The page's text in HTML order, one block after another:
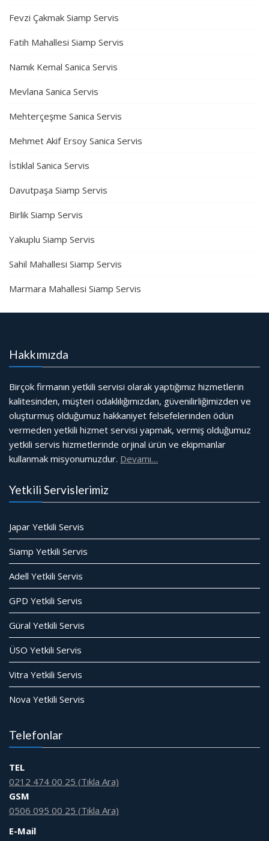
Fevzi Çakmak Siamp Servis
Fatih Mahallesi Siamp Servis
Namık Kemal Sanica Servis
Mevlana Sanica Servis
Mehterçeşme Sanica Servis
Mehmet Akif Ersoy Sanica Servis
İstiklal Sanica Servis
Davutpaşa Siamp Servis
Birlik Siamp Servis
Yakuplu Siamp Servis
Sahil Mahallesi Siamp Servis
Marmara Mahallesi Siamp Servis
Hakkımızda
Birçok firmanın yetkili servisi olarak yaptığımız hizmetlerin
kalitesinden, müşteri odaklılığımızdan, güvenilirliğimizden ve
oluşturmuş olduğumuz hakkaniyet felsefelerinden ödün
vermeden yetkili hizmet servisi yapmak, vermiş olduğumuz
yetkili servis hizmetlerinde orjinal ürün ve ekipmanlar
kullanmak misyonumuzdur. Devamı…
Yetkili Servislerimiz
Japar Yetkili Servis
Siamp Yetkili Servis
Adell Yetkili Servis
GPD Yetkili Servis
Güral Yetkili Servis
ÜSO Yetkili Servis
Vitra Yetkili Servis
Nova Yetkili Servis
Telefonlar
TEL
0212 474 00 25 (Tıkla Ara)
GSM
0506 095 00 25 (Tıkla Ara)
E-Mail